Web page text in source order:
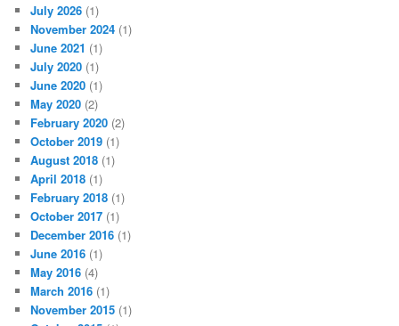
July 2026 (1)
November 2024 (1)
June 2021 (1)
July 2020 (1)
June 2020 (1)
May 2020 (2)
February 2020 (2)
October 2019 (1)
August 2018 (1)
April 2018 (1)
February 2018 (1)
October 2017 (1)
December 2016 (1)
June 2016 (1)
May 2016 (4)
March 2016 (1)
November 2015 (1)